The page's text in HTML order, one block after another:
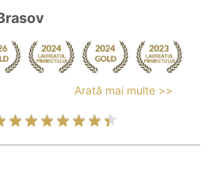
Arată mai multe >>